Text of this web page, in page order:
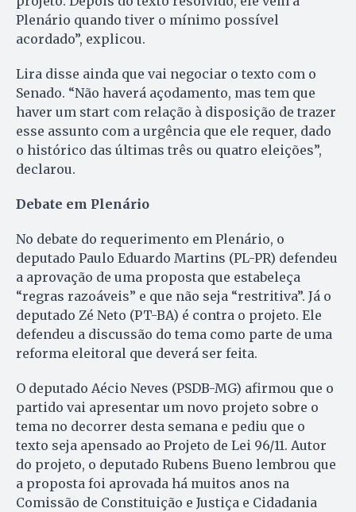
Plenário quando tiver o mínimo possível
acordado”, explicou.
Lira disse ainda que vai negociar o texto com o
Senado. “Não haverá açodamento, mas tem que
haver um start com relação à disposição de trazer
esse assunto com a urgência que ele requer, dado
o histórico das últimas três ou quatro eleições”,
declarou.
Debate em Plenário
No debate do requerimento em Plenário, o
deputado Paulo Eduardo Martins (PL-PR) defendeu
a aprovação de uma proposta que estabeleça
“regras razoáveis” e que não seja “restritiva”. Já o
deputado Zé Neto (PT-BA) é contra o projeto. Ele
defendeu a discussão do tema como parte de uma
reforma eleitoral que deverá ser feita.
O deputado Aécio Neves (PSDB-MG) afirmou que o
partido vai apresentar um novo projeto sobre o
tema no decorrer desta semana e pediu que o
texto seja apensado ao Projeto de Lei 96/11. Autor
do projeto, o deputado Rubens Bueno lembrou que
a proposta foi aprovada há muitos anos na
Comissão de Constituição e Justiça e Cidadania